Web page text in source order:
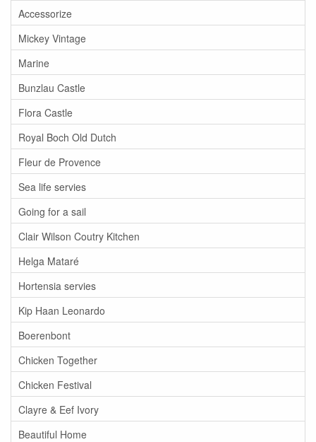
Accessorize
Mickey Vintage
Marine
Bunzlau Castle
Flora Castle
Royal Boch Old Dutch
Fleur de Provence
Sea life servies
Going for a sail
Clair Wilson Coutry Kitchen
Helga Mataré
Hortensia servies
Kip Haan Leonardo
Boerenbont
Chicken Together
Chicken Festival
Clayre & Eef Ivory
Beautiful Home